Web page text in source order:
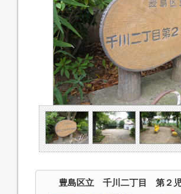
豊島区立 千川二丁目 第２児